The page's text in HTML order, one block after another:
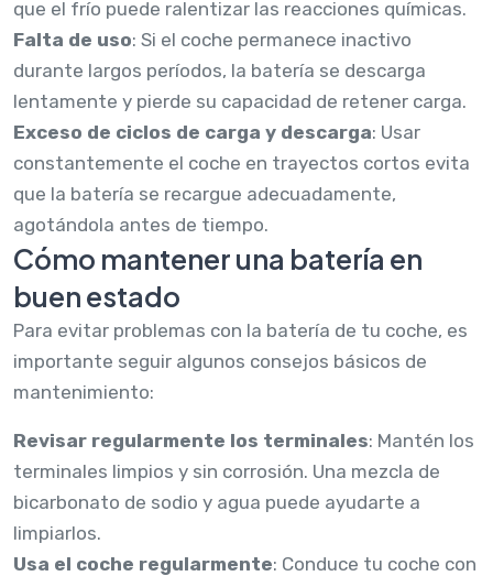
que el frío puede ralentizar las reacciones químicas.
Falta de uso: Si el coche permanece inactivo
durante largos períodos, la batería se descarga
lentamente y pierde su capacidad de retener carga.
Exceso de ciclos de carga y descarga: Usar
constantemente el coche en trayectos cortos evita
que la batería se recargue adecuadamente,
agotándola antes de tiempo.
Cómo mantener una batería en
buen estado
Para evitar problemas con la batería de tu coche, es
importante seguir algunos consejos básicos de
mantenimiento:
Revisar regularmente los terminales: Mantén los
terminales limpios y sin corrosión. Una mezcla de
bicarbonato de sodio y agua puede ayudarte a
limpiarlos.
Usa el coche regularmente: Conduce tu coche con